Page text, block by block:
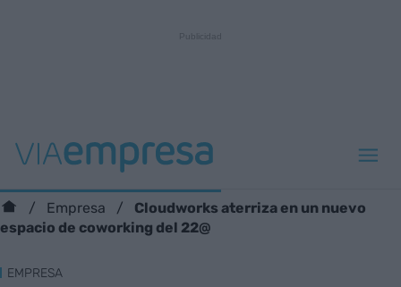
Empresa
Cloudworks aterriza en un nuevo
espacio de coworking del 22@
EMPRESA